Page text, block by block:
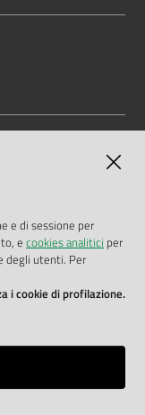
e di sessione per
e cookies analitici per
degli utenti. Per
i cookie di profilazione.